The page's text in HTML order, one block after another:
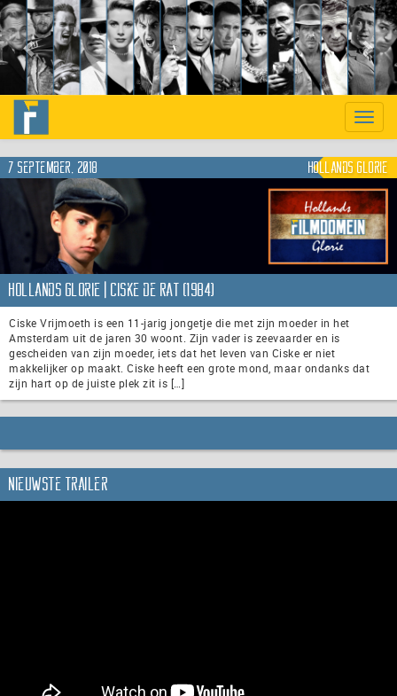
Previous
Toggle
7 september, 2018 Hollands Glorie
Hollands Glorie | Ciske de Rat (1984)
Ciske Vrijmoeth is een 11-jarig jongetje die met zijn moeder in het
Amsterdam uit de jaren 30 woont. Zijn vader is zeevaarder en is
gescheiden van zijn moeder, iets dat het leven van Ciske er niet
makkelijker op maakt. Ciske heeft een grote mond, maar ondanks dat
zijn hart op de juiste plek zit is […]
Nieuwste trailer